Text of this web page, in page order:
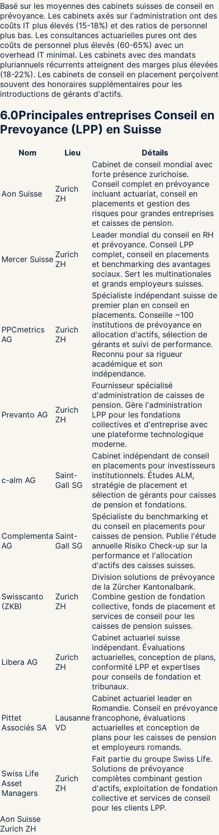
Basé sur les moyennes des cabinets suisses de conseil en
prévoyance. Les cabinets axés sur l'administration ont des
coûts IT plus élevés (15-18%) et des ratios de personnel
plus bas. Les consultances actuarielles pures ont des
coûts de personnel plus élevés (60-65%) avec un
overhead IT minimal. Les cabinets avec des mandats
pluriannuels récurrents atteignent des marges plus élevées
(18-22%). Les cabinets de conseil en placement perçoivent
souvent des honoraires supplémentaires pour les
introductions de gérants d'actifs.
6.0Principales entreprises Conseil en
Prevoyance (LPP) en Suisse
Nom Lieu Détails
Aon Suisse
Zurich
ZH
Cabinet de conseil mondial avec
forte présence zurichoise.
Conseil complet en prévoyance
incluant actuariat, conseil en
placements et gestion des
risques pour grandes entreprises
et caisses de pension.
Mercer Suisse Zurich
ZH
Leader mondial du conseil en RH
et prévoyance. Conseil LPP
complet, conseil en placements
et benchmarking des avantages
sociaux. Sert les multinationales
et grands employeurs suisses.
PPCmetrics
AG
Zurich
ZH
Spécialiste indépendant suisse de
premier plan en conseil en
placements. Conseille ~100
institutions de prévoyance en
allocation d'actifs, sélection de
gérants et suivi de performance.
Reconnu pour sa rigueur
académique et son
indépendance.
Prevanto AG
Zurich
ZH
Fournisseur spécialisé
d'administration de caisses de
pension. Gère l'administration
LPP pour les fondations
collectives et d'entreprise avec
une plateforme technologique
moderne.
c-alm AG
Saint-
Gall SG
Cabinet indépendant de conseil
en placements pour investisseurs
institutionnels. Études ALM,
stratégie de placement et
sélection de gérants pour caisses
de pension et fondations.
Complementa
AG
Saint-
Gall SG
Spécialiste du benchmarking et
du conseil en placements pour
caisses de pension. Publie l'étude
annuelle Risiko Check-up sur la
performance et l'allocation
d'actifs des caisses suisses.
Swisscanto
(ZKB)
Zurich
ZH
Division solutions de prévoyance
de la Zürcher Kantonalbank.
Combine gestion de fondation
collective, fonds de placement et
services de conseil pour les
caisses de pension suisses.
Libera AG
Zurich
ZH
Cabinet actuariel suisse
indépendant. Évaluations
actuarielles, conception de plans,
conformité LPP et expertises
pour conseils de fondation et
tribunaux.
Pittet
Associés SA
Lausanne
VD
Cabinet actuariel leader en
Romandie. Conseil en prévoyance
francophone, évaluations
actuarielles et conception de
plans pour les caisses de pension
et employeurs romands.
Swiss Life
Asset
Managers
Zurich
ZH
Fait partie du groupe Swiss Life.
Solutions de prévoyance
complètes combinant gestion
d'actifs, exploitation de fondation
collective et services de conseil
pour les clients LPP.
Aon Suisse
Zurich ZH